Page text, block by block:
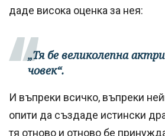
даде висока оценка за нея:
„Тя бе великолепна
човек“.
И въпреки всичко, въпреки
опити да създаде истински
тя отново и отново бе